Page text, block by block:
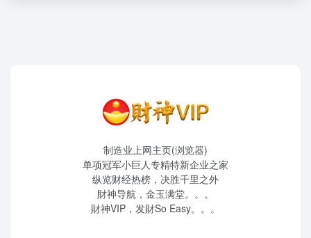
制造业上网主页(浏览器)
单项冠军小巨人专精特新企业之家
纵览财经热榜，决胜千里之外
財神导航，金玉满堂。。。
財神VIP，发財So Easy。。。